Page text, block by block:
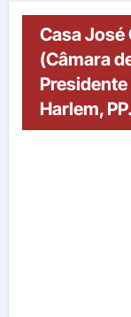
Casa José
(Câmara
Harlem, PP.